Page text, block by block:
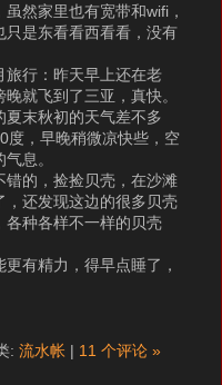
然家里也有宽带和wifi，
只是东看看西看看，没有
旅行：昨天早上还在老
就飞到了三亚，真快。
夏末秋初的天气差不多
度，早晚稍微凉快些，空
息。
错的，捡捡贝壳，在沙滩
，还发现这边的很多贝壳
各种各样不一样的贝壳
有精力，得早点睡了，
: 流水帐 | 11 个评论 »